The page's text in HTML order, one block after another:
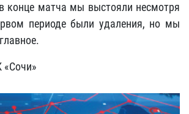
конце матча мы выстояли несмотря
периоде были удаления, но мы
«Сочи»